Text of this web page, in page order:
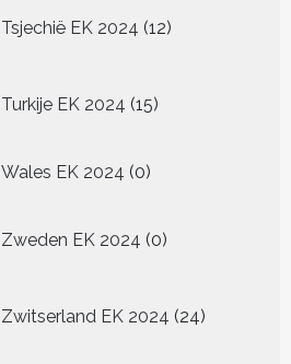
Tsjechië EK 2024 12
producten
Turkije EK 2024 15
producten
Wales EK 2024 00
Zweden EK 2024 0
producten
Zwitserland EK 2024 24
producten